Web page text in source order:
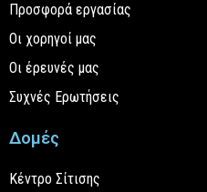
Προσφορά εργασίας
Οι χορηγοί μας
Οι έρευνές μας
Συχνές Ερωτήσεις
Δομές
Κέντρο Σίτισης